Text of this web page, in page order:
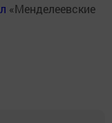
«Менделеевские